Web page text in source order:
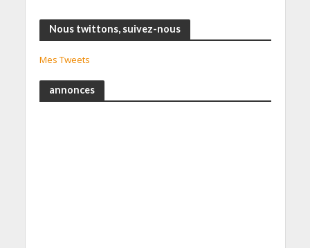
Nous twittons, suivez-nous
Mes Tweets
annonces